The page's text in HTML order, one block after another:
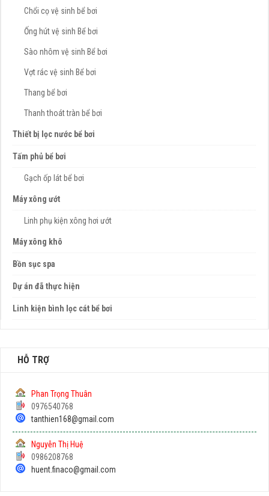
Chổi cọ vệ sinh bể bơi
Ống hút vệ sinh Bể bơi
Sào nhôm vệ sinh Bể bơi
Vợt rác vệ sinh Bể bơi
Thang bể bơi
Thanh thoát tràn bể bơi
Thiết bị lọc nước bể bơi
Tấm phủ bể bơi
Gạch ốp lát bể bơi
Máy xông ướt
Linh phụ kiện xông hơi ướt
Máy xông khô
Bồn sục spa
Dự án đã thực hiện
Linh kiện bình lọc cát bể bơi
HỖ TRỢ
Phan Trọng Thuân
0976540768
tanthien168@gmail.com
Nguyễn Thị Huệ
0986208768
huent.finaco@gmail.com